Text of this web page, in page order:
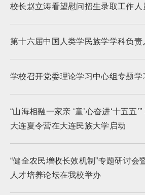
校长赵立涛看望慰问招生录取工作人
第十六届中国人类学民族学学科负
学校召开党委理论学习中心组专题学
“山海相融一家亲 ‘童’心奋进‘十五五
大连夏令营在大连民族大学启动
“健全农民增收长效机制”专题研讨会
人才培养论坛在我校举办